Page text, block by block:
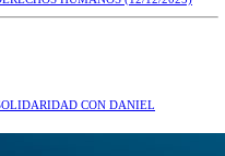
CON DANIEL